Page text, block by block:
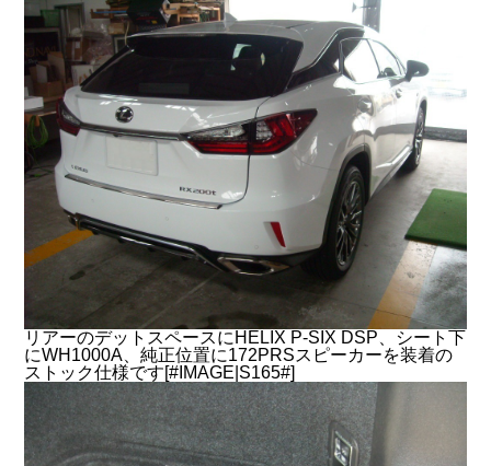
リアーのデットスペースにHELIX P-SIX DSP、シート下
にWH1000A、純正位置に172PRSスピーカーを装着の
ストック仕様です[#IMAGE|S165#]